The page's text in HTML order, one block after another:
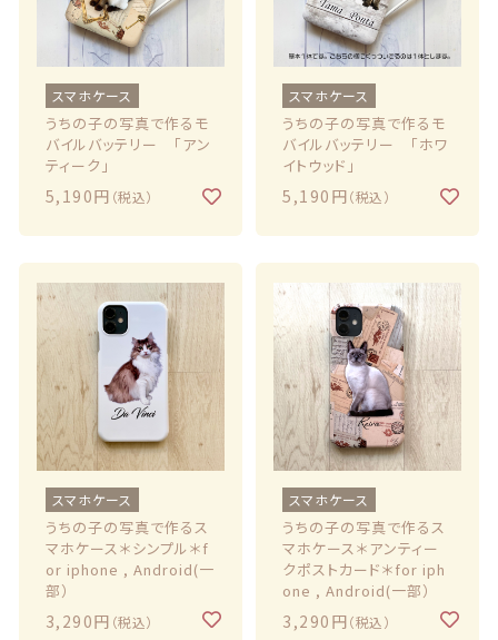
スマホケース
うちの子の写真で作るモ
バイルバッテリー 「アン
ティーク」
5,190円 （税込）
スマホケース
うちの子の写真で作るモ
バイルバッテリー 「ホワ
イトウッド」
5,190円（税込）
スマホケース
うちの子の写真で作るス
マホケース＊シンプル＊f
or iphone , Android(一
部）
3,290円 （税込）
スマホケース
うちの子の写真で作るス
マホケース＊アンティー
クポストカード＊for iph
one , Android(一部）
3,290円（税込）